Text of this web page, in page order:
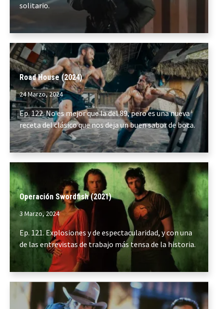
solitario.
Road House (2024)
24 Marzo, 2024
Ep. 122. No es mejor que la del 89, pero es una nueva
receta del clásico que nos deja un buen sabor de boca.
Operación Swordfish (2021)
3 Marzo, 2024
Ep. 121. Explosiones y de espectacularidad, y con una
de las entrevistas de trabajo más tensa de la historia.